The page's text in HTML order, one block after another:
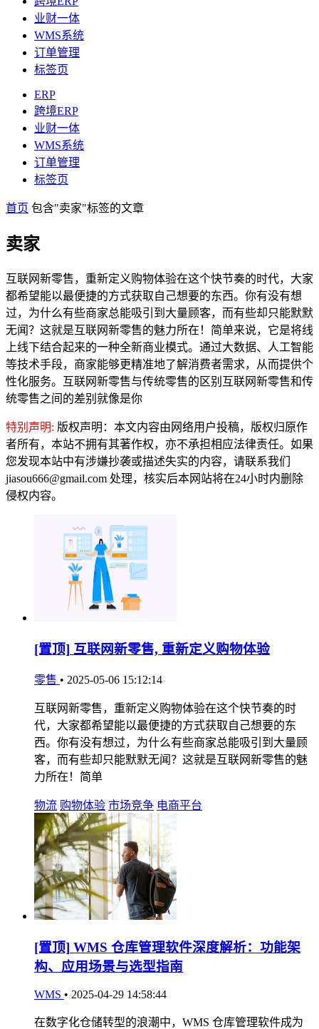
业财一体
WMS系统
订单管理
标签页
ERP
跨境ERP
业财一体
WMS系统
订单管理
标签页
首页 包含"卖家"标签的文章
卖家
互联网新零售，重新定义购物体验在这个快节奏的时代，大家
都希望能以最便捷的方式获取自己想要的东西。你有没有想
过，为什么有些商家总能吸引到大量顾客，而有些却只能默默
无闻？这就是互联网新零售的魅力所在！简单来说，它是将线
上线下结合起来的一种全新商业模式。通过大数据、人工智能
等技术手段，商家能够更精准地了解消费者需求，从而提供个
性化服务。互联网新零售与传统零售的区别互联网新零售和传
统零售之间的差别就像是你
特别声明: 版权声明：本文内容由网络用户投稿，版权归原作
者所有，本站不拥有其著作权，亦不承担相应法律责任。如果
您发现本站中有涉嫌抄袭或描述失实的内容，请联系我们
jiasou666@gmail.com 处理，核实后本网站将在24小时内删除
侵权内容。
[置顶] 互联网新零售, 重新定义购物体验
零售 • 2025-05-06 15:12:14
互联网新零售，重新定义购物体验在这个快节奏的时
代，大家都希望能以最便捷的方式获取自己想要的东
西。你有没有想过，为什么有些商家总能吸引到大量顾
客，而有些却只能默默无闻？这就是互联网新零售的魅
力所在！简单
物流 购物体验 市场竞争 电商平台
[置顶] WMS 仓库管理软件深度解析：功能架
构、应用场景与选型指南
WMS • 2025-04-29 14:58:44
在数字化仓储转型的浪潮中，WMS 仓库管理软件成为